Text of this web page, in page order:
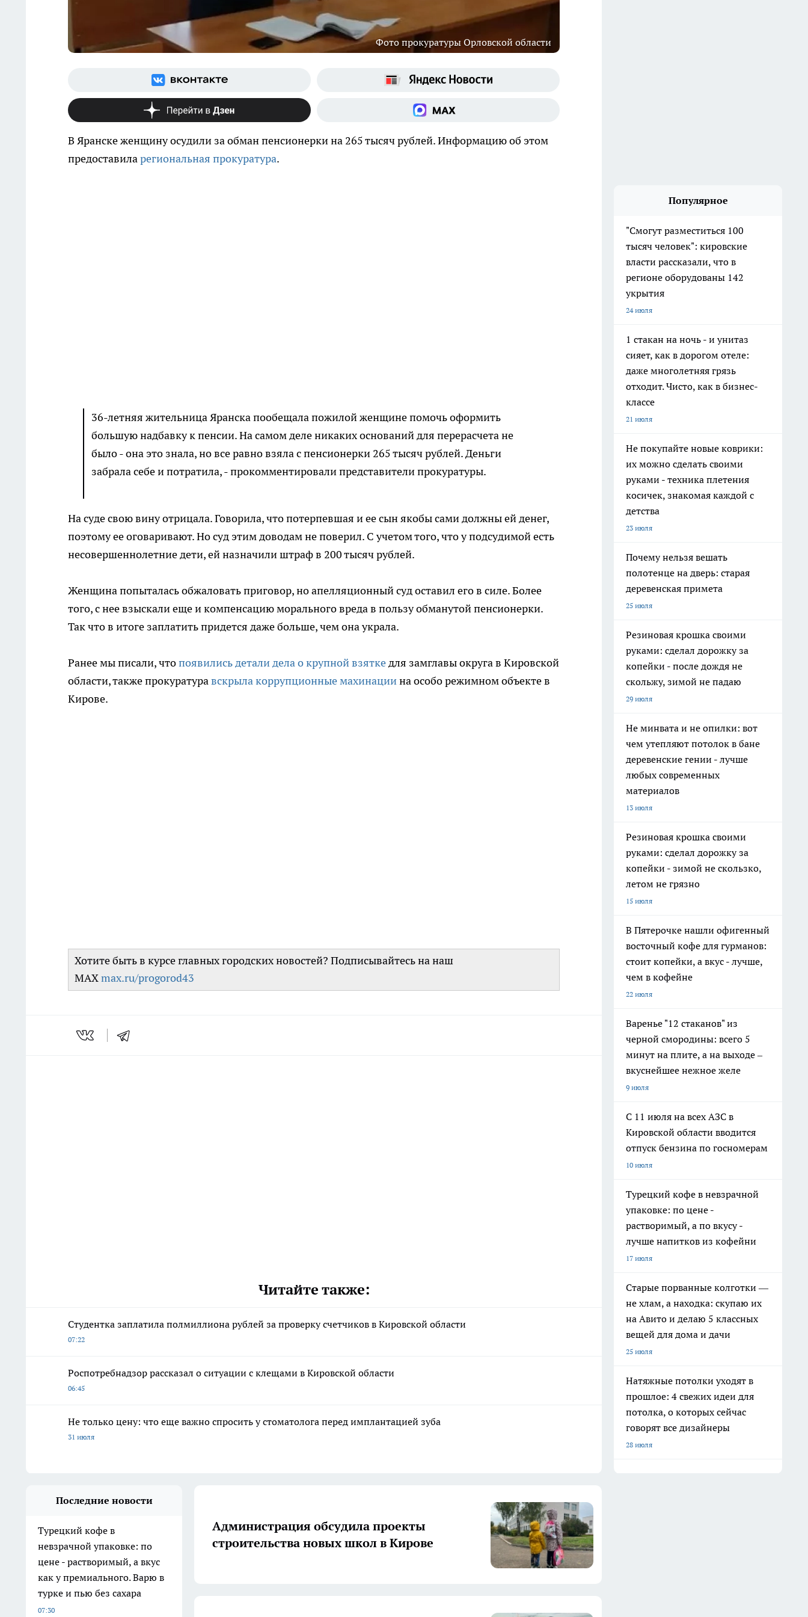
Фото прокуратуры Орловской области
В Яранске женщину осудили за обман пенсионерки на 265 тысяч рублей. Информацию об этом
предоставиларегиональная прокуратура.
36-летняя жительница Яранска пообещала пожилой женщине помочь оформить
большую надбавку к пенсии. На самом деле никаких оснований для перерасчета не
было - она это знала, но все равно взяла с пенсионерки 265 тысяч рублей. Деньги
забрала себе и потратила, - прокомментировали представители прокуратуры.
На суде свою вину отрицала. Говорила, что потерпевшая и ее сын якобы сами должны ей денег,
поэтому ее оговаривают. Но суд этим доводам не поверил. С учетом того, что у подсудимой есть
несовершеннолетние дети, ей назначили штраф в 200 тысяч рублей.
Женщина попыталась обжаловать приговор, но апелляционный суд оставил его в силе. Более
того, с нее взыскали еще и компенсацию морального вреда в пользу обманутой пенсионерки.
Так что в итоге заплатить придется даже больше, чем она украла.
Ранее мы писали, чтопоявились детали дела о крупной взяткедля замглавы округа в Кировской
области, также прокуратуравскрыла коррупционные махинациина особо режимном объекте в
Кирове.
Хотите быть в курсе главных городских новостей? Подписывайтесь на наш
MAXmax.ru/progorod43
Читайте также:
Студентка заплатила полмиллиона рублей за проверку счетчиков в Кировской области
07:22
Роспотребнадзор рассказал о ситуации с клещами в Кировской области
06:45
Не только цену: что еще важно спросить у стоматолога перед имплантацией зуба
31 июля
Популярное
"Смогут разместиться 100
тысяч человек": кировские
власти рассказали, что в
регионе оборудованы 142
укрытия
24 июля
1 стакан на ночь - и унитаз
сияет, как в дорогом отеле:
даже многолетняя грязь
отходит. Чисто, как в бизнес-
классе
21 июля
Не покупайте новые коврики:
их можно сделать своими
руками - техника плетения
косичек, знакомая каждой с
детства
23 июля
Почему нельзя вешать
полотенце на дверь: старая
деревенская примета
25 июля
Резиновая крошка своими
руками: сделал дорожку за
копейки - после дождя не
скольжу, зимой не падаю
29 июля
Не минвата и не опилки: вот
чем утепляют потолок в бане
деревенские гении - лучше
любых современных
материалов
13 июля
Резиновая крошка своими
руками: сделал дорожку за
копейки - зимой не скользко,
летом не грязно
15 июля
В Пятерочке нашли офигенный
восточный кофе для гурманов:
стоит копейки, а вкус - лучше,
чем в кофейне
22 июля
Варенье "12 стаканов" из
черной смородины: всего 5
минут на плите, а на выходе –
вкуснейшее нежное желе
9 июля
С 11 июля на всех АЗС в
Кировской области вводится
отпуск бензина по госномерам
10 июля
Турецкий кофе в невзрачной
упаковке: по цене -
растворимый, а по вкусу -
лучше напитков из кофейни
17 июля
Старые порванные колготки —
не хлам, а находка: скупаю их
на Авито и делаю 5 классных
вещей для дома и дачи
25 июля
Натяжные потолки уходят в
прошлое: 4 свежих идеи для
потолка, о которых сейчас
говорят все дизайнеры
28 июля
Последние новости
Турецкий кофе в
невзрачной упаковке: по
цене - растворимый, а вкус
как у премиального. Варю в
турке и пью без сахара
07:30
Администрация обсудила проекты
строительства новых школ в Кирове